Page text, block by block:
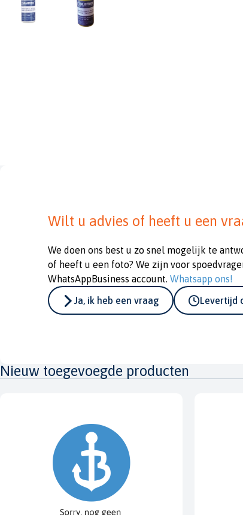
Wilt u advies of heeft u een
We doen ons best u zo snel mogelijk te
of heeft u een foto? We zijn voor
WhatsAppBusiness account. Whatsapp ons!
Ja, ik heb een vraag
Levertijd
Nieuw toegevoegde producten